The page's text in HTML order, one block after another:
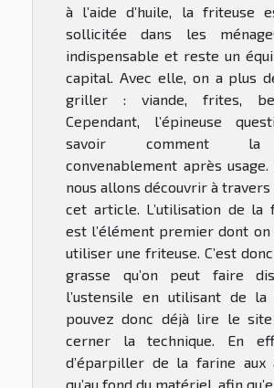
à l’aide d’huile, la friteuse
sollicitée dans les
indispensable et reste un
capital. Avec elle, on a plus
griller : viande, frites,
Cependant, l’épineuse
savoir comment la
convenablement après usage.
nous allons découvrir à
cet article. L’utilisation de la
est l’élément premier dont
utiliser une friteuse. C’est
grasse qu’on peut faire
l’ustensile en utilisant de la
pouvez donc déjà lire le
cerner la technique. En
d’éparpiller de la farine aux
qu’au fond du matériel, afin